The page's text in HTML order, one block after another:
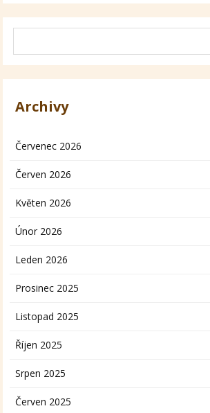
Archivy
Červenec 2026
Červen 2026
Květen 2026
Únor 2026
Leden 2026
Prosinec 2025
Listopad 2025
Říjen 2025
Srpen 2025
Červen 2025